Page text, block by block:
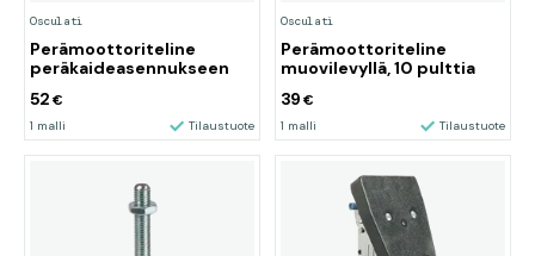
Osculati
Perämoottoriteline
peräkaideasennukseen
52€
1 malli Tilaustuote
Osculati
Perämoottoriteline
muovilevyllä, 10 pulttia
39€
1 malli Tilaustuote